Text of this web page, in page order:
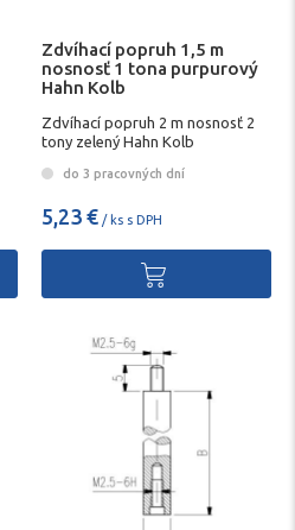
Zdvíhací popruh 1,5 m
nosnosť 1 tona purpurový
Hahn Kolb
Zdvíhací popruh 2 m nosnosť 2
tony zelený Hahn Kolb
do 3 pracovných dní
5,23 € / ks s DPH